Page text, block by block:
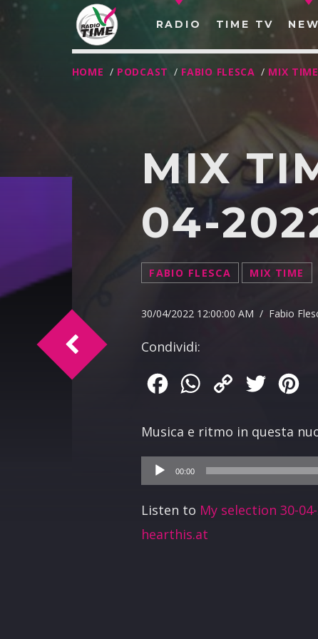
RADIO TIME TV
HOME / PODCAST / FABIO FLESCA / MIX TIME
MIX
04-
FABIO FLESCA MIX TIME
30/04/2022 12:00:00 AM / Fabio
Condividi:
FacebookWhatsApp
Copy
Twitter
Musica e ritmo in questa
Audio00:00
Listen to My selection 30-
hearthis.at
TM Intervista Roberto Puglisi